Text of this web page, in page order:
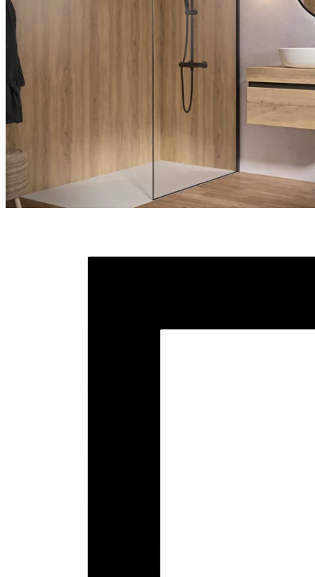
Les deux types de verre (verre transparent ou verre transparent avec
protection visuelle) et les deux types de profilés s’intègrent à tous les
styles de salle de bains, qu’elles soient neuves ou anciennes.
Détails
Profilé noir sobre en aluminium revêtu par poudre du plus bel
effet avec une douche à effet pluie noire assortie, par exemple
Profilé intemporel en acier inoxydable brossé à associer à un
panneau de douche massif, comme le modèle Aquastyle
Exécutions, Couleurs, Matériaux, Caractéristiques
Exécutions